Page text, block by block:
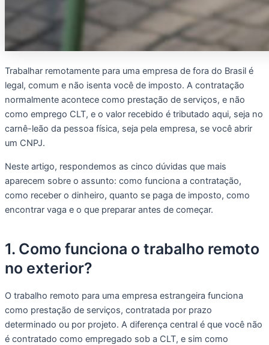
Trabalhar remotamente para uma empresa de fora do Brasil é
legal, comum e não isenta você de imposto. A contratação
normalmente acontece como prestação de serviços, e não
como emprego CLT, e o valor recebido é tributado aqui, seja no
carnê-leão da pessoa física, seja pela empresa, se você abrir
um CNPJ.
Neste artigo, respondemos as cinco dúvidas que mais
aparecem sobre o assunto: como funciona a contratação,
como receber o dinheiro, quanto se paga de imposto, como
encontrar vaga e o que preparar antes de começar.
1. Como funciona o trabalho remoto
no exterior?
O trabalho remoto para uma empresa estrangeira funciona
como prestação de serviços, contratada por prazo
determinado ou por projeto. A diferença central é que você não
é contratado como empregado sob a CLT, e sim como